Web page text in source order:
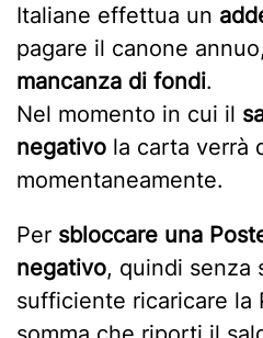
Italiane effettua un
pagare il canone
mancanza di fondi.
Nel momento in cui il
negativo la carta verrà
momentaneamente.
Per sbloccare una
negativo, quindi senza
sufficiente ricaricare la